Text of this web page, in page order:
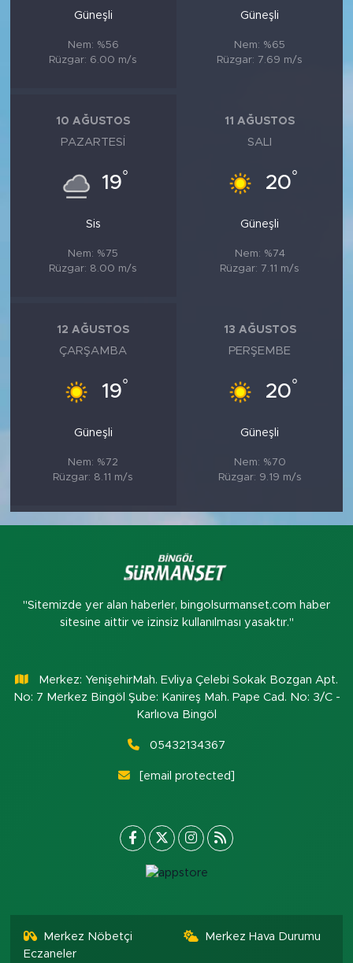
Güneşli
Nem: %56
Rüzgar: 6.00 m/s
Güneşli
Nem: %65
Rüzgar: 7.69 m/s
10 AĞUSTOS
PAZARTESI
19°
Sis
Nem: %75
Rüzgar: 8.00 m/s
11 AĞUSTOS
SALI
20°
Güneşli
Nem: %74
Rüzgar: 7.11 m/s
12 AĞUSTOS
ÇARŞAMBA
19°
Güneşli
Nem: %72
Rüzgar: 8.11 m/s
13 AĞUSTOS
PERŞEMBE
20°
Güneşli
Nem: %70
Rüzgar: 9.19 m/s
"Sitemizde yer alan haberler, bingolsurmanset.com haber
sitesine aittir ve izinsiz kullanılması yasaktır."
Merkez: YenişehirMah. Evliya Çelebi Sokak Bozgan Apt.
No: 7 Merkez Bingöl Şube: Kanireş Mah. Pape Cad. No: 3/C -
Karlıova Bingöl
05432134367
[email protected]
Merkez Nöbetçi
Eczaneler
Merkez Hava Durumu